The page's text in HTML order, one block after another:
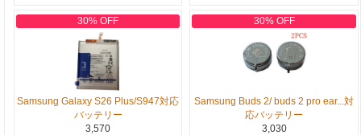
30% OFF
Samsung Galaxy S26 Plus/S947対応
バッテリー
3,570
30% OFF
Samsung Buds 2/ buds 2 pro ear...対
応バッテリー
3,030